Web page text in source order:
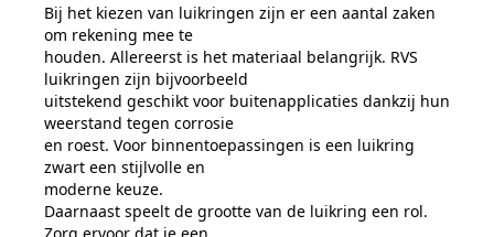
Bij het kiezen van luikringen zijn er een aantal zaken
om rekening mee te
houden. Allereerst is het materiaal belangrijk. RVS
luikringen zijn bijvoorbeeld
uitstekend geschikt voor buitenapplicaties dankzij hun
weerstand tegen corrosie
en roest. Voor binnentoepassingen is een luikring
zwart een stijlvolle en
moderne keuze.
Daarnaast speelt de grootte van de luikring een rol.